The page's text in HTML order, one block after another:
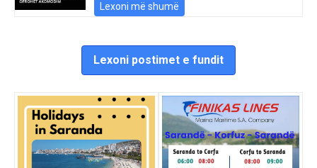
Lexoni më shumë
Lexoni postimet e fundit